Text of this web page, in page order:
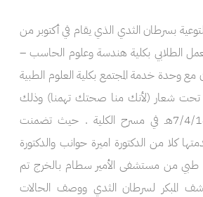
بسرطان الثدي الذي يقام في أكتوبر من
الطلابي بكلية هندسة وعلوم الحاسب –
مع وحدة خدمة المجتمع بكلية العلوم الطبية
تحت شعار (لأنك منا صحتك تهمنا) وذلك
يوم الاحد الموافق 7/4/1445هـ في مسرح الكلية . حيث تضمنت
كلا من الدكتورة اميرة حوانب والدكتورة
من مستشفى الأمير سطام بالخرج تم
المبكر لسرطان الثدي ووصف الحالات